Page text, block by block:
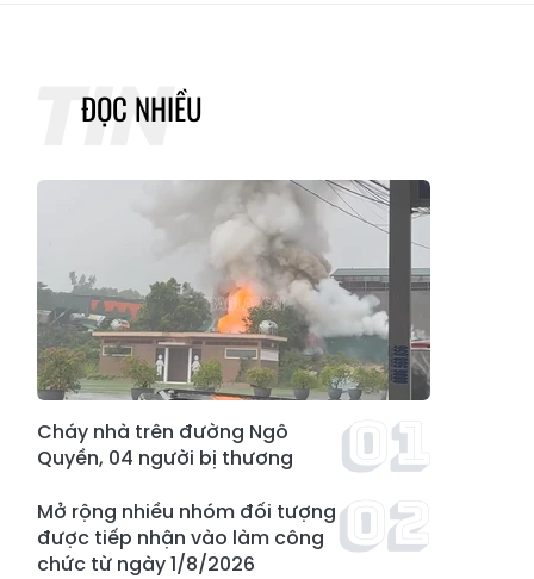
ĐỌC NHIỀU
Cháy nhà trên đường Ngô
Quyền, 04 người bị thương
Mở rộng nhiều nhóm đối tượng
được tiếp nhận vào làm công
chức từ ngày 1/8/2026